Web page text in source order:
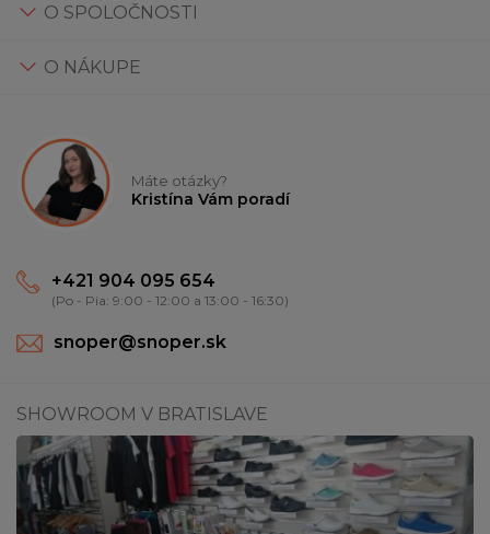
O SPOLOČNOSTI
O NÁKUPE
Máte otázky?
Kristína Vám poradí
+421 904 095 654
(Po - Pia: 9:00 - 12:00 a 13:00 - 16:30)
snoper@snoper.sk
SHOWROOM V BRATISLAVE